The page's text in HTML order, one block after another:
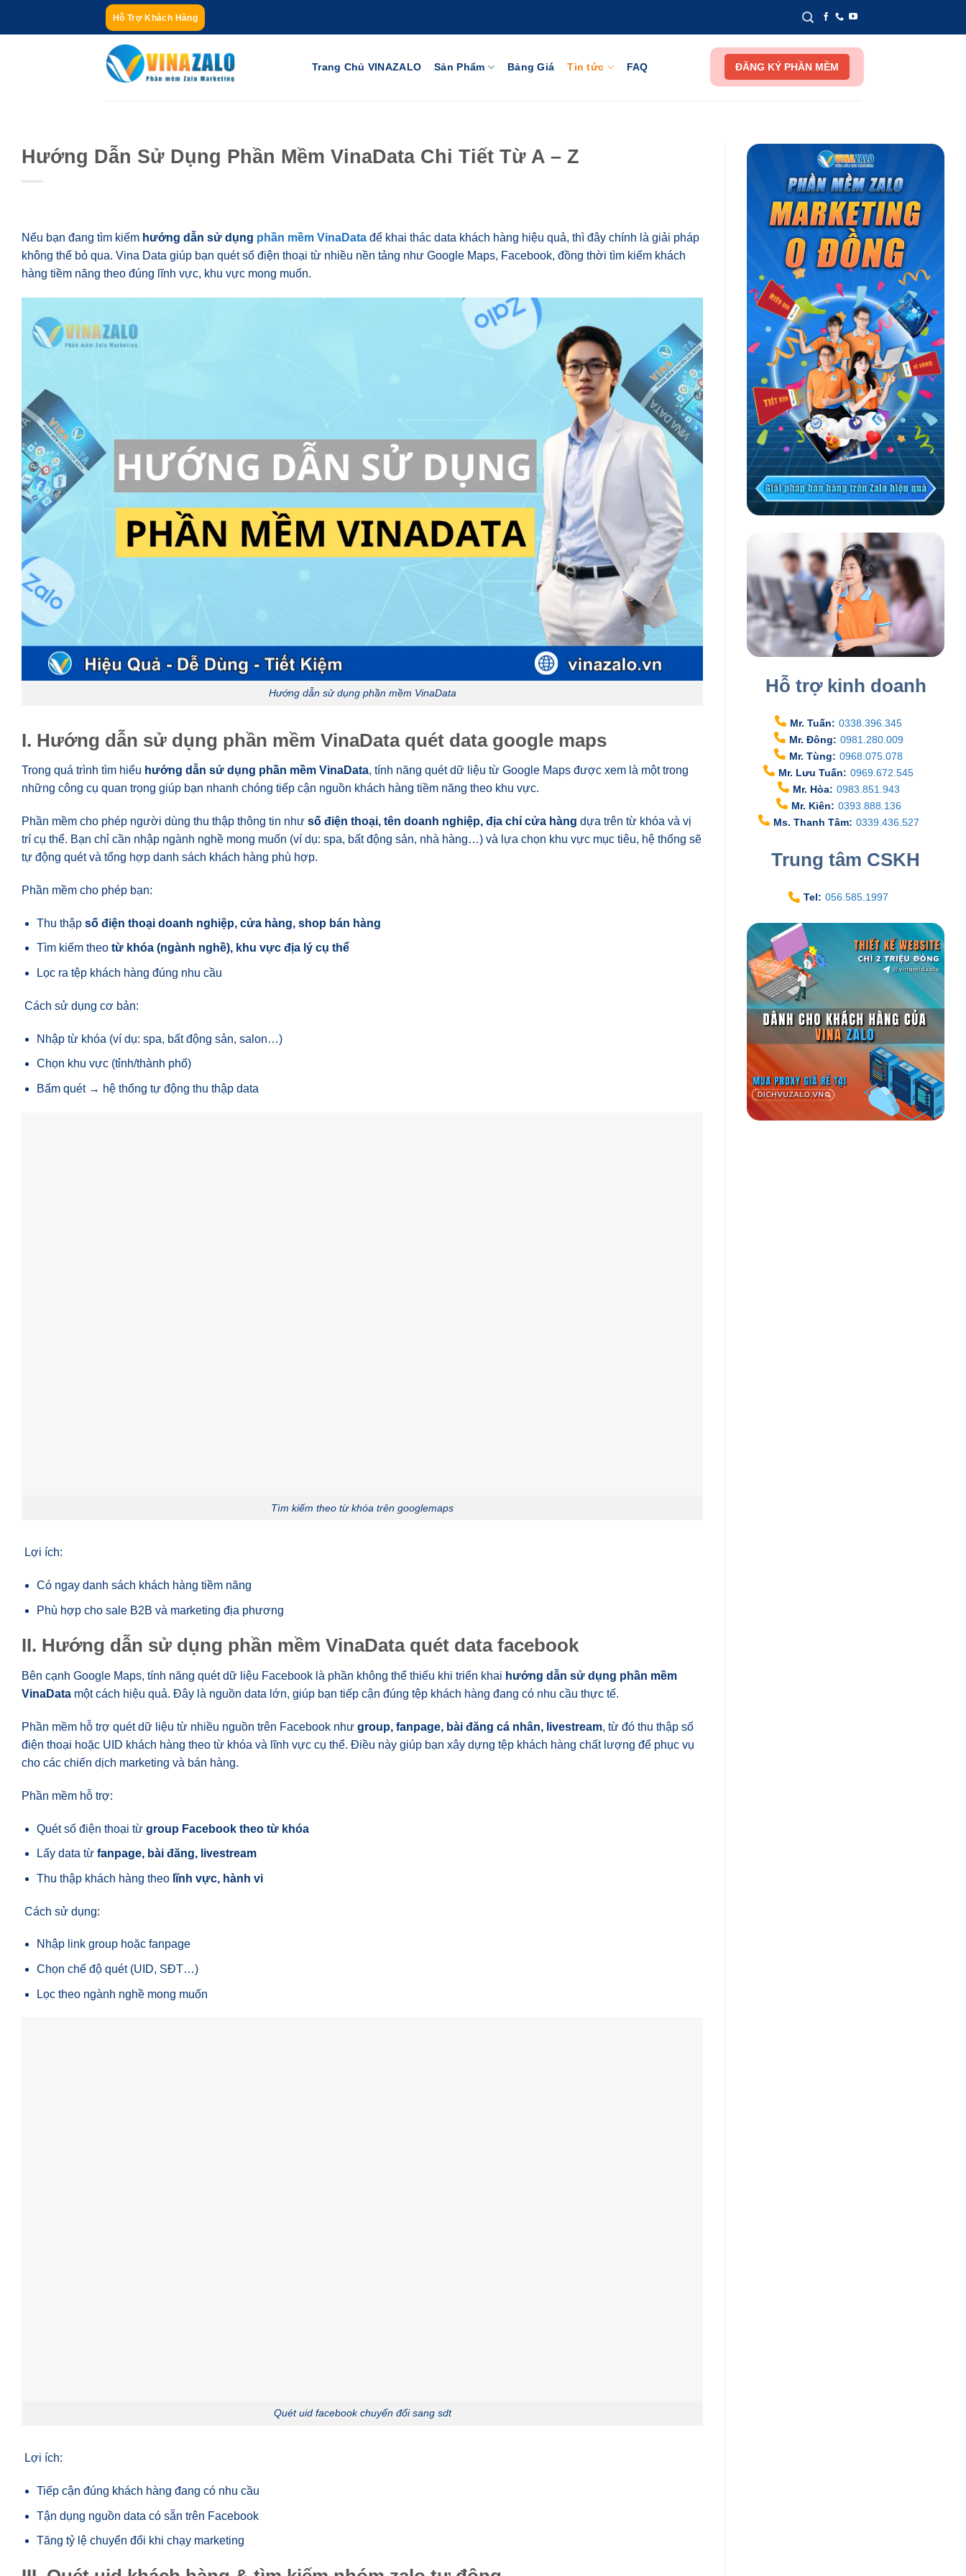
Hỗ Trợ Khách Hàng
Trang Chủ VINAZALO Sản Phẩm Bảng Giá Tin tức FAQ ĐĂNG KÝ PHẦN MỀM
Hướng Dẫn Sử Dụng Phần Mềm VinaData Chi Tiết Từ A – Z
Nếu bạn đang tìm kiếm hướng dẫn sử dụng phần mềm VinaData để khai thác data khách hàng hiệu quả, thì đây chính là giải pháp
không thể bỏ qua. Vina Data giúp bạn quét số điện thoại từ nhiều nền tảng như Google Maps, Facebook, đồng thời tìm kiếm khách
hàng tiềm năng theo đúng lĩnh vực, khu vực mong muốn.
Hướng dẫn sử dụng phần mềm VinaData
I. Hướng dẫn sử dụng phần mềm VinaData quét data google maps
Trong quá trình tìm hiểu hướng dẫn sử dụng phần mềm VinaData, tính năng quét dữ liệu từ Google Maps được xem là một trong
những công cụ quan trọng giúp bạn nhanh chóng tiếp cận nguồn khách hàng tiềm năng theo khu vực.
Phần mềm cho phép người dùng thu thập thông tin như số điện thoại, tên doanh nghiệp, địa chỉ cửa hàng dựa trên từ khóa và vị
trí cụ thể. Bạn chỉ cần nhập ngành nghề mong muốn (ví dụ: spa, bất động sản, nhà hàng…) và lựa chọn khu vực mục tiêu, hệ thống sẽ
tự động quét và tổng hợp danh sách khách hàng phù hợp.
Phần mềm cho phép bạn:
Thu thập số điện thoại doanh nghiệp, cửa hàng, shop bán hàng
Tìm kiếm theo từ khóa (ngành nghề), khu vực địa lý cụ thể
Lọc ra tệp khách hàng đúng nhu cầu
Cách sử dụng cơ bản:
Nhập từ khóa (ví dụ: spa, bất động sản, salon…)
Chọn khu vực (tỉnh/thành phố)
Bấm quét → hệ thống tự động thu thập data
Tìm kiếm theo từ khóa trên googlemaps
Lợi ích:
Có ngay danh sách khách hàng tiềm năng
Phù hợp cho sale B2B và marketing địa phương
II. Hướng dẫn sử dụng phần mềm VinaData quét data facebook
Bên cạnh Google Maps, tính năng quét dữ liệu Facebook là phần không thể thiếu khi triển khai hướng dẫn sử dụng phần mềm
VinaData một cách hiệu quả. Đây là nguồn data lớn, giúp bạn tiếp cận đúng tệp khách hàng đang có nhu cầu thực tế.
Phần mềm hỗ trợ quét dữ liệu từ nhiều nguồn trên Facebook như group, fanpage, bài đăng cá nhân, livestream, từ đó thu thập số
điện thoại hoặc UID khách hàng theo từ khóa và lĩnh vực cụ thể. Điều này giúp bạn xây dựng tệp khách hàng chất lượng để phục vụ
cho các chiến dịch marketing và bán hàng.
Phần mềm hỗ trợ:
Quét số điện thoại từ group Facebook theo từ khóa
Lấy data từ fanpage, bài đăng, livestream
Thu thập khách hàng theo lĩnh vực, hành vi
Cách sử dụng:
Nhập link group hoặc fanpage
Chọn chế độ quét (UID, SĐT…)
Lọc theo ngành nghề mong muốn
Quét uid facebook chuyển đổi sang sdt
Lợi ích:
Tiếp cận đúng khách hàng đang có nhu cầu
Tận dụng nguồn data có sẵn trên Facebook
Tăng tỷ lệ chuyển đổi khi chạy marketing
Hỗ trợ kinh doanh
Mr. Tuấn: 0338.396.345
Mr. Đông: 0981.280.009
Mr. Tùng: 0968.075.078
Mr. Lưu Tuấn: 0969.672.545
Mr. Hòa: 0983.851.943
Mr. Kiên: 0393.888.136
Ms. Thanh Tâm: 0339.436.527
Trung tâm CSKH
Tel: 056.585.1997